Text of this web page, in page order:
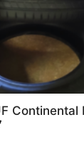
Continental